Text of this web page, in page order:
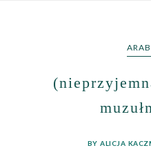
BY ALICJA